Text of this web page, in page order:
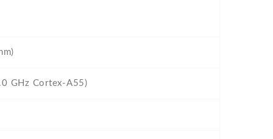
GHz Cortex-A55)